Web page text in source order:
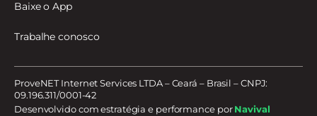
Baixe o App
Trabalhe conosco
ProveNET Internet Services LTDA – Ceará – Brasil – CNPJ:
09.196.311/0001-42
Desenvolvido com estratégia e performance por Navival